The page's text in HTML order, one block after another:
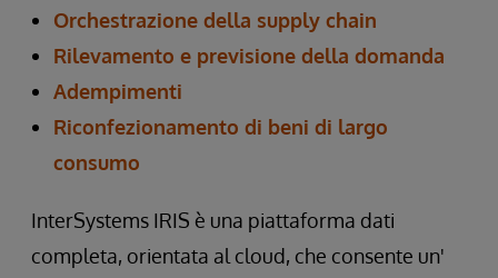
Orchestrazione della supply chain
Rilevamento e previsione della domanda
Adempimenti
Riconfezionamento di beni di largo
consumo
InterSystems IRIS è una piattaforma dati
completa, orientata al cloud, che consente un'